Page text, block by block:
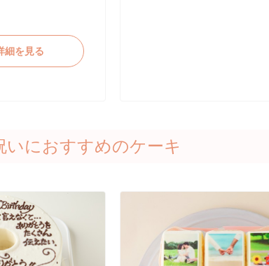
を見る
いにおすすめのケーキ